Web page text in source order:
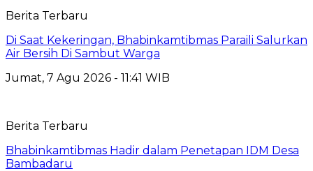
Berita Terbaru
Di Saat Kekeringan, Bhabinkamtibmas Paraili Salurkan
Air Bersih Di Sambut Warga
Jumat, 7 Agu 2026 - 11:41 WIB
Berita Terbaru
Bhabinkamtibmas Hadir dalam Penetapan IDM Desa
Bambadaru